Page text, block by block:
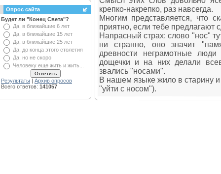
Опрос сайта
Будет ли "Конец Света"?
Да, в ближайшие 6 лет
Да, в ближайшие 15 лет
Да, в ближайшие 25 лет
Да, до конца этого столетия
Да, но не скоро
Человеку еще жить и жить...
Результаты | Архив опросов
Всего ответов: 141057
крепко-накрепко, раз навсегда.
Многим представляется, что
приятно, если тебе предлагают
Напрасный страх: слово "нос"
ни странно, оно значит
древности неграмотные
дощечки и на них делали
звались "носами".
В нашем языке жило в старину
"уйти с носом").